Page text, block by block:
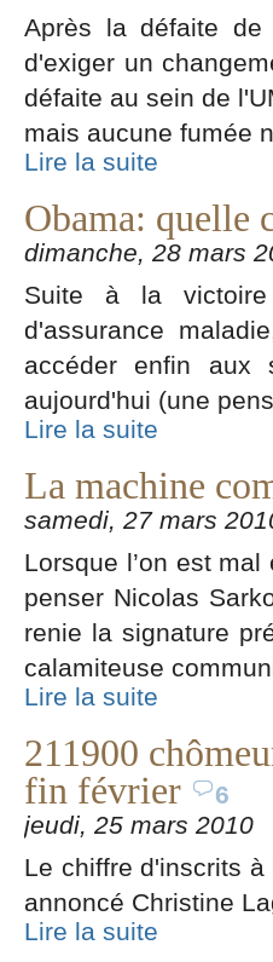
Après la défaite de
d'exiger un
défaite au sein de
mais aucune fumée
Lire la suite
Obama: quelle
dimanche, 28 mars
Suite à la
d'assurance
accéder enfin aux
aujourd'hui (une
Lire la suite
La machine
samedi, 27 mars
Lorsque l’on est
penser Nicolas
renie la signature
calamiteuse
Lire la suite
211900
fin février
6
jeudi, 25 mars 2010
Le chiffre d'inscrits
annoncé Christine
Lire la suite